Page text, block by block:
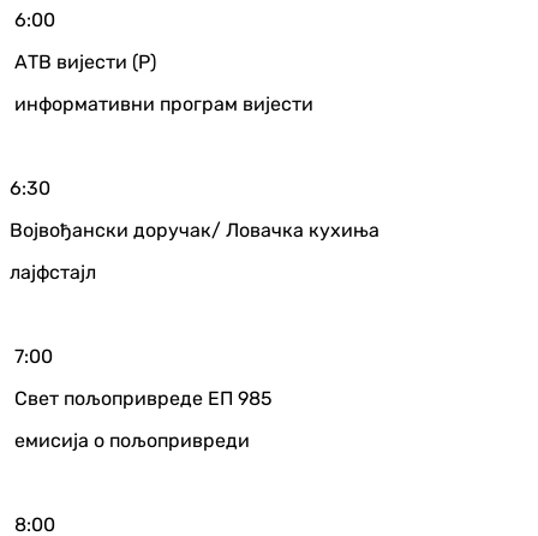
6:00
АТВ вијести (Р)
информативни програм вијести
6:30
Војвођански доручак/ Ловачка кухиња
лајфстајл
7:00
Свет пољопривреде ЕП 985
емисија о пољопривреди
8:00